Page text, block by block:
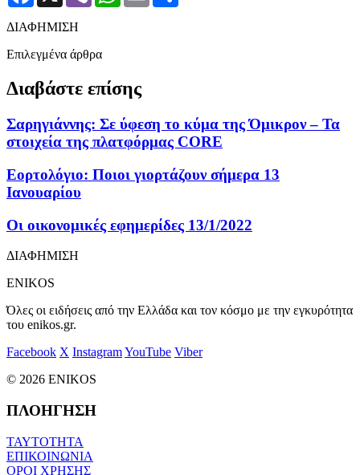
ΔΙΑΦΗΜΙΣΗ
Επιλεγμένα άρθρα
Διαβάστε επίσης
Σαρηγιάννης: Σε ύφεση το κύμα της Όμικρον – Τα
στοιχεία της πλατφόρμας CORE
Εορτολόγιο: Ποιοι γιορτάζουν σήμερα 13
Ιανουαρίου
Οι οικονομικές εφημερίδες 13/1/2022
ΔΙΑΦΗΜΙΣΗ
ENIKOS
Όλες οι ειδήσεις από την Ελλάδα και τον κόσμο με την εγκυρότητα
του enikos.gr.
Facebook X InstagramYouTube Viber
© 2026 ENIKOS
ΠΛΟΗΓΗΣΗ
ΤΑΥΤΟΤΗΤΑ
ΕΠΙΚΟΙΝΩΝΙΑ
ΟΡΟΙ ΧΡΗΣΗΣ